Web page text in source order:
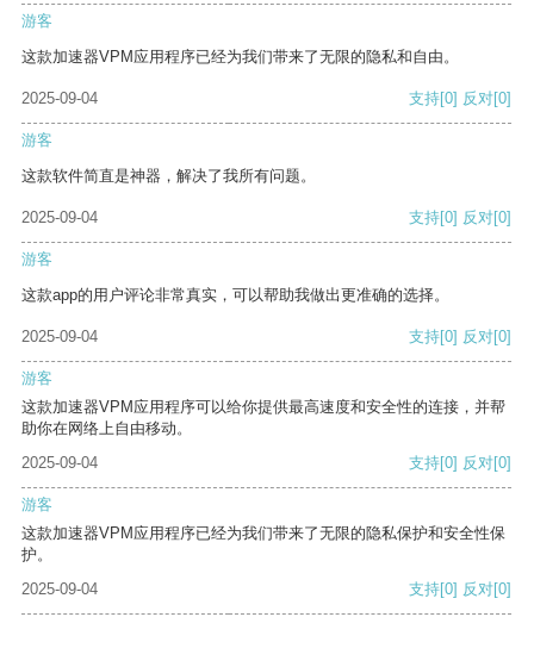
游客
这款加速器VPM应用程序已经为我们带来了无限的隐私和自由。
2025-09-04 支持[0] 反对[0]
游客
这款软件简直是神器，解决了我所有问题。
2025-09-04 支持[0] 反对[0]
游客
这款app的用户评论非常真实，可以帮助我做出更准确的选择。
2025-09-04 支持[0] 反对[0]
游客
这款加速器VPM应用程序可以给你提供最高速度和安全性的连接，并帮
助你在网络上自由移动。
2025-09-04
支持[0] 反对[0]
游客
这款加速器VPM应用程序已经为我们带来了无限的隐私保护和安全性保
护。
2025-09-04
支持[0] 反对[0]